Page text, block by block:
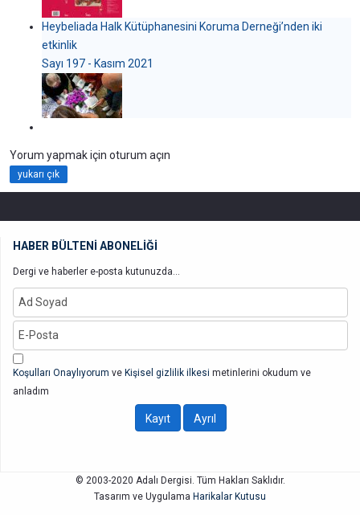
Heybeliada Halk Kütüphanesini Koruma Derneği’nden iki
etkinlik
Sayı 197 - Kasım 2021
Yorum yapmak için oturum açın
yukarı çık
HABER BÜLTENİ ABONELİĞİ
Dergi ve haberler e-posta kutunuzda...
Koşulları Onaylıyorum ve Kişisel gizlilik ilkesi metinlerini okudum ve
anladım
© 2003-2020 Adalı Dergisi. Tüm Hakları Saklıdır.
Tasarım ve Uygulama Harikalar Kutusu